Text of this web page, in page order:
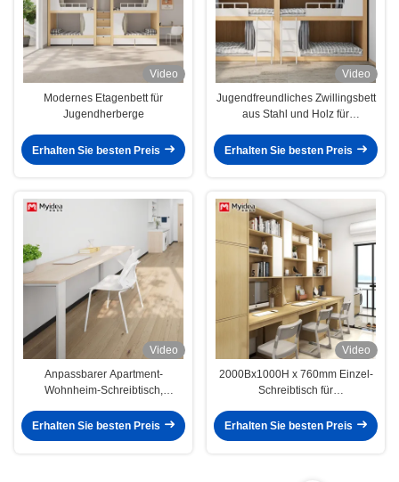
Video
Modernes Etagenbett für
Jugendherberge
Erhalten Sie besten Preis
Video
Jugendfreundliches Zwillingsbett
aus Stahl und Holz für
Erhalten Sie besten Preis
Video
Anpassbarer Apartment-
Wohnheim-Schreibtisch,
Tragfähigkeit 1000N
Erhalten Sie besten Preis
Video
2000Bx1000H x 760mm Einzel-
Schreibtisch für
erforderlich, Stauraum und
Erhalten Sie besten Preis